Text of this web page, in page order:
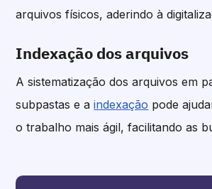
arquivos físicos, aderindo à
Indexação dos arquivos
A sistematização dos arquivos em
subpastas e aindexação pode
o trabalho mais ágil, facilitando as